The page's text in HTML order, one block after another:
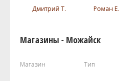
Дмитрий Т. Роман Е.
Магазины - Можайск
Магазин Тип